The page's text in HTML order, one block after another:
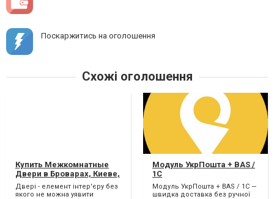
Поскаржитись на оголошення
Схожі оголошення
Купить Межкомнатные
Двери в Броварах, Киеве,
по Украине от
производителя OSTIUM
Двері - елемент інтер'єру без
якого не можна уявити
Модуль УкрПошта + BAS /
1C
Модуль УкрПошта + BAS / 1C —
швидка доставка без ручної